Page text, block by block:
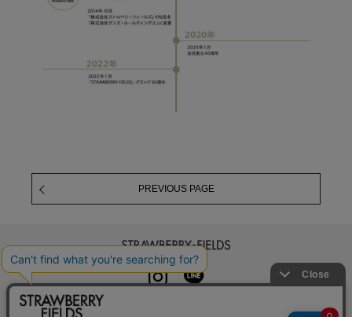
PREVIOUS PAGE
INSTAGRAM
LINE
初めての方へ 特定商取引法に基づく表記